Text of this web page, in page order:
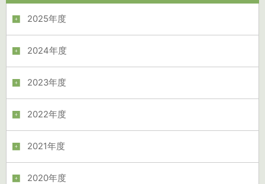
2025年度
2024年度
2023年度
2022年度
2021年度
2020年度